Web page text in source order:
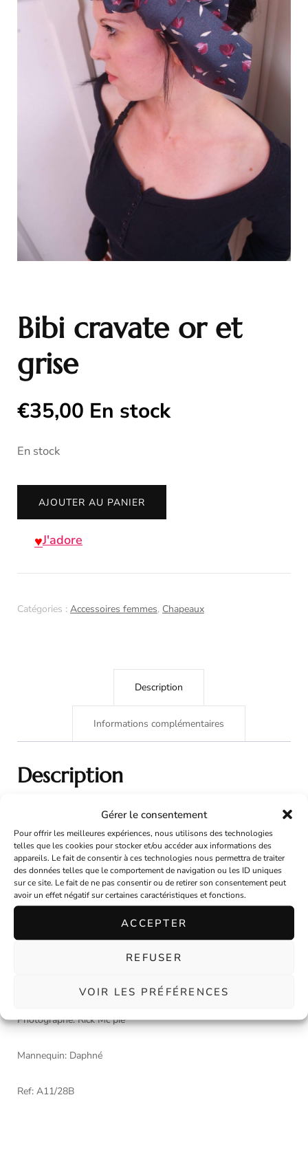
Gérer le consentement
Pour offrir les meilleures expériences, nous utilisons des technologies
telles que les cookies pour stocker et/ou accéder aux informations des
appareils. Le fait de consentir à ces technologies nous permettra de traiter
des données telles que le comportement de navigation ou les ID uniques
sur ce site. Le fait de ne pas consentir ou de retirer son consentement peut
avoir un effet négatif sur certaines caractéristiques et fonctions.
ACCEPTER
REFUSER
VOIR LES PRÉFÉRENCES
Bibi cravate or et
grise
€35,00 En stock
En stock
quantité
or
grise
AJOUTER AU PANIER
J'adore
Catégories : Accessoires femmes, Chapeaux
Description
Informations complémentaires
Description
Bibi pour cheveux en feutre noir finition de biais velours noir.
Orné de cravates couleurs or, gris et mauve.
3pinces à cheveux afin de l’accrocher sur votre coiffure.
Le bibi fait 14cm sur 14cm avec les décorations cravates il fait
Photographe: Rick Mc pie
Mannequin: Daphné
Ref: A11/28B